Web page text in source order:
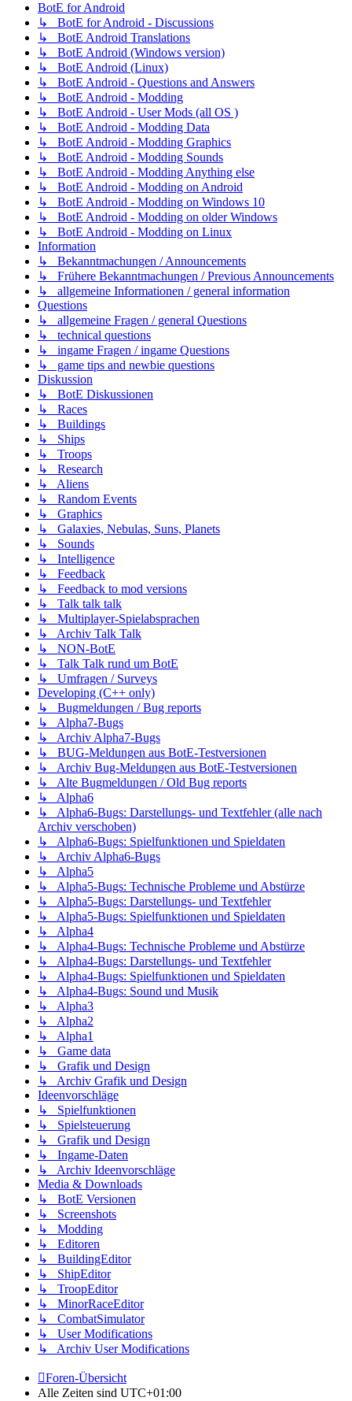
BotE for Android
↳ BotE for Android - Discussions
↳ BotE Android Translations
↳ BotE Android (Windows version)
↳ BotE Android (Linux)
↳ BotE Android - Questions and Answers
↳ BotE Android - Modding
↳ BotE Android - User Mods (all OS )
↳ BotE Android - Modding Data
↳ BotE Android - Modding Graphics
↳ BotE Android - Modding Sounds
↳ BotE Android - Modding Anything else
↳ BotE Android - Modding on Android
↳ BotE Android - Modding on Windows 10
↳ BotE Android - Modding on older Windows
↳ BotE Android - Modding on Linux
Information
↳ Bekanntmachungen / Announcements
↳ Frühere Bekanntmachungen / Previous Announcements
↳ allgemeine Informationen / general information
Questions
↳ allgemeine Fragen / general Questions
↳ technical questions
↳ ingame Fragen / ingame Questions
↳ game tips and newbie questions
Diskussion
↳ BotE Diskussionen
↳ Races
↳ Buildings
↳ Ships
↳ Troops
↳ Research
↳ Aliens
↳ Random Events
↳ Graphics
↳ Galaxies, Nebulas, Suns, Planets
↳ Sounds
↳ Intelligence
↳ Feedback
↳ Feedback to mod versions
↳ Talk talk talk
↳ Multiplayer-Spielabsprachen
↳ Archiv Talk Talk
↳ NON-BotE
↳ Talk Talk rund um BotE
↳ Umfragen / Surveys
Developing (C++ only)
↳ Bugmeldungen / Bug reports
↳ Alpha7-Bugs
↳ Archiv Alpha7-Bugs
↳ BUG-Meldungen aus BotE-Testversionen
↳ Archiv Bug-Meldungen aus BotE-Testversionen
↳ Alte Bugmeldungen / Old Bug reports
↳ Alpha6
↳ Alpha6-Bugs: Darstellungs- und Textfehler (alle nach
Archiv verschoben)
↳ Alpha6-Bugs: Spielfunktionen und Spieldaten
↳ Archiv Alpha6-Bugs
↳ Alpha5
↳ Alpha5-Bugs: Technische Probleme und Abstürze
↳ Alpha5-Bugs: Darstellungs- und Textfehler
↳ Alpha5-Bugs: Spielfunktionen und Spieldaten
↳ Alpha4
↳ Alpha4-Bugs: Technische Probleme und Abstürze
↳ Alpha4-Bugs: Darstellungs- und Textfehler
↳ Alpha4-Bugs: Spielfunktionen und Spieldaten
↳ Alpha4-Bugs: Sound und Musik
↳ Alpha3
↳ Alpha2
↳ Alpha1
↳ Game data
↳ Grafik und Design
↳ Archiv Grafik und Design
Ideenvorschläge
↳ Spielfunktionen
↳ Spielsteuerung
↳ Grafik und Design
↳ Ingame-Daten
↳ Archiv Ideenvorschläge
Media & Downloads
↳ BotE Versionen
↳ Screenshots
↳ Modding
↳ Editoren
↳ BuildingEditor
↳ ShipEditor
↳ TroopEditor
↳ MinorRaceEditor
↳ CombatSimulator
↳ User Modifications
↳ Archiv User Modifications
Foren-Übersicht
Alle Zeiten sind UTC+01:00